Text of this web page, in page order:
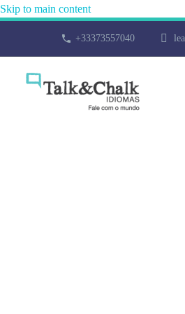
Skip to main content
+33373557040